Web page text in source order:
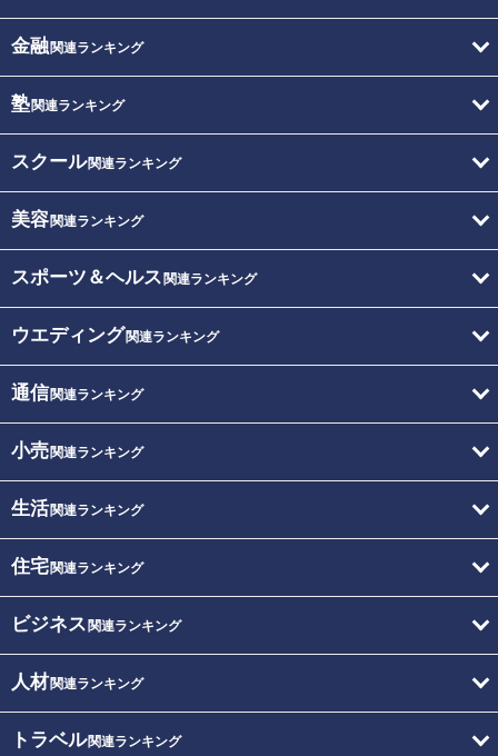
金融関連ランキング
塾関連ランキング
スクール関連ランキング
美容関連ランキング
スポーツ＆ヘルス 関連ランキング
ウエディング関連ランキング
通信関連ランキング
小売関連ランキング
生活関連ランキング
住宅関連ランキング
ビジネス 関連ランキング
人材関連ランキング
トラベル関連ランキング